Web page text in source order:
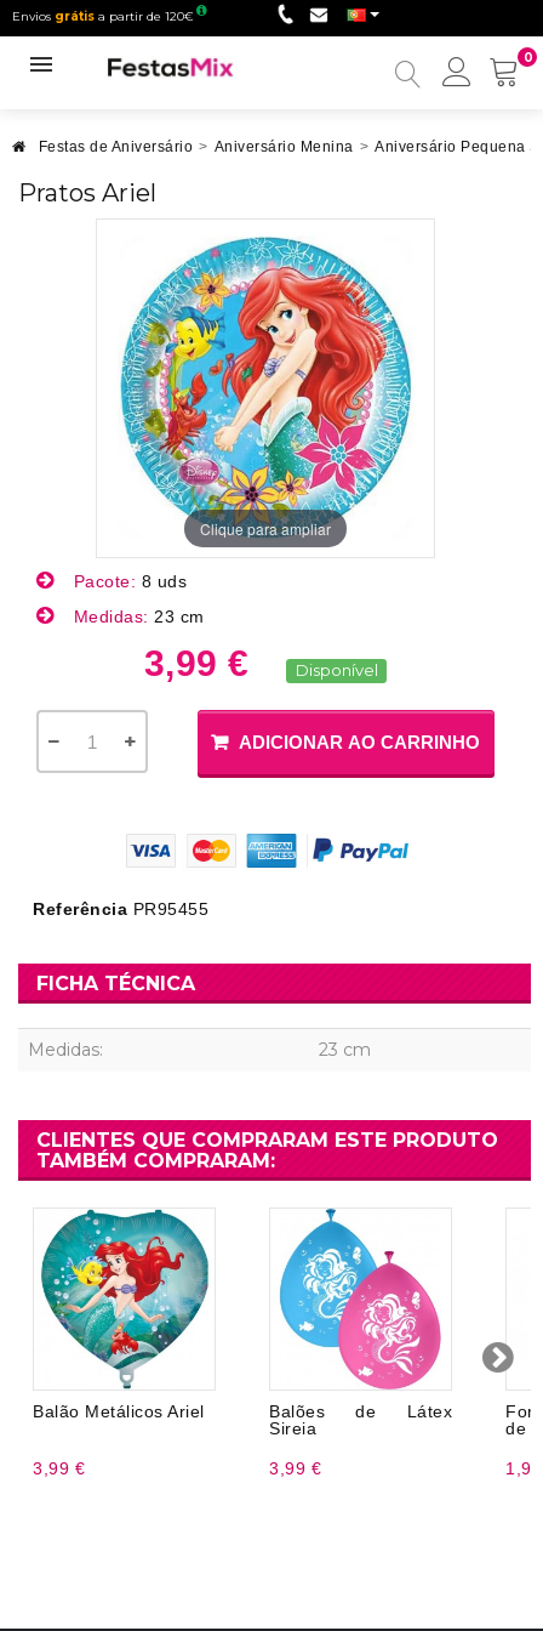
Envios grátis a partir de 120€
0
Minha
Festas de Aniversário > Aniversário Menina > Aniversário Pequena
Pratos Ariel
Clique para ampliar
Pacote: 8 uds
Medidas: 23 cm
3,99 € Disponível
ADICIONAR AO CARRINHO
Referência PR95455
FICHA TÉCNICA
Medidas: 23 cm
CLIENTES QUE COMPRARAM ESTE PRODUTO
TAMBÉM COMPRARAM:
Balão Metálicos Ariel
3,99 €
Balões de Látex
Sireia
3,99 €
de